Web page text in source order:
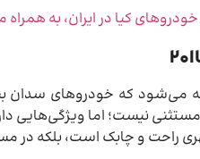
کیا در ایران، به همراه
می‌شود که خودروهای سدان
این قاعده مستثنی نیست؛ اما
راحت و چابک است، بلکه در